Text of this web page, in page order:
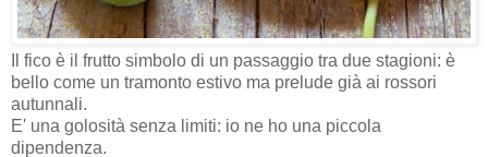
Il fico è il frutto simbolo di un passaggio tra due stagioni: è
bello come un tramonto estivo ma prelude già ai rossori
autunnali.
E' una golosità senza limiti: io ne ho una piccola
dipendenza.